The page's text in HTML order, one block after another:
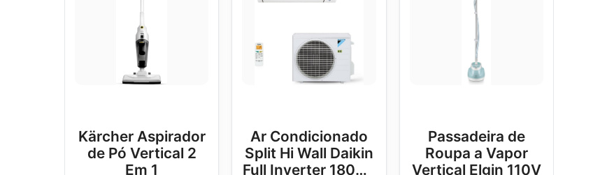
Kärcher Aspirador
de Pó Vertical 2
Em 1
Ar Condicionado
Split Hi Wall Daikin
Full Inverter 18000
Passadeira de
Roupa a Vapor
Vertical Elgin 110V